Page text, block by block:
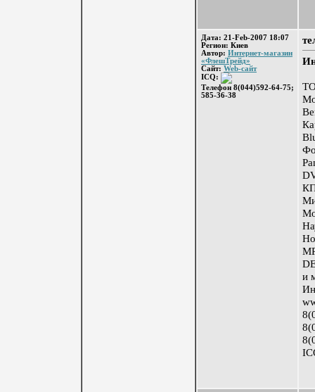
Дата: 21-Feb-2007 18:07
Регион: Киев
Автор: Интернет-магазин
«ФлешТрейд»
Сайт: Web-сайт
ICQ:
Телефон 8(044)592-64-75;
585-36-38
и